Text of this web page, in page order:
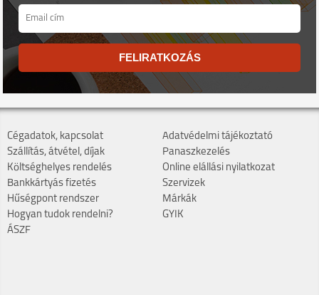
FELIRATKOZÁS
Cégadatok, kapcsolat
Szállítás, átvétel, díjak
Költséghelyes rendelés
Bankkártyás fizetés
Hűségpont rendszer
Hogyan tudok rendelni?
ÁSZF
Adatvédelmi tájékoztató
Panaszkezelés
Online elállási nyilatkozat
Szervizek
Márkák
GYIK